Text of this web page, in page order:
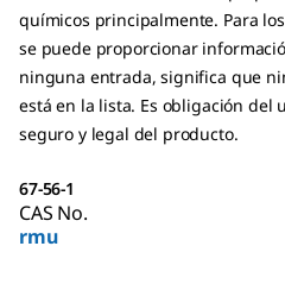
químicos principalmente. Para
se puede proporcionar
ninguna entrada, significa que
está en la lista. Es obligación del
seguro y legal del producto.
67-56-1
CAS No.
rmu